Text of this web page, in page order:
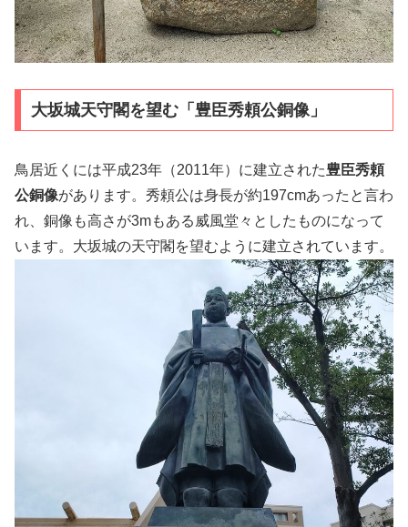
大坂城天守閣を望む「豊臣秀頼公銅像」
鳥居近くには平成23年（2011年）に建立された豊臣秀頼
公銅像があります。秀頼公は身長が約197cmあったと言わ
れ、銅像も高さが3mもある威風堂々としたものになって
います。大坂城の天守閣を望むように建立されています。